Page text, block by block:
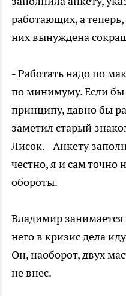
работающих, а теперь,
них вынуждена
- Работать надо по
по минимуму. Если бы
принципу, давно бы
заметил старый
Лисок. - Анкету
честно, я и сам точно
обороты.
Владимир
него в кризис дела
Он, наоборот, двух
не внес.